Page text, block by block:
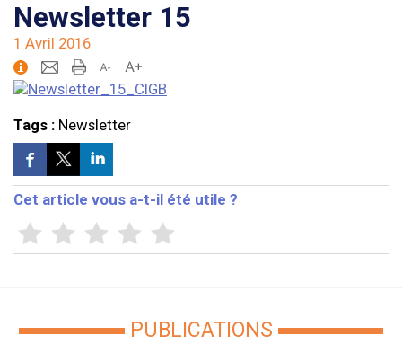
PUBLICATIONS
Newsletter 15
1 Avril 2016
Tags : Newsletter
Cet article vous a-t-il été utile ?